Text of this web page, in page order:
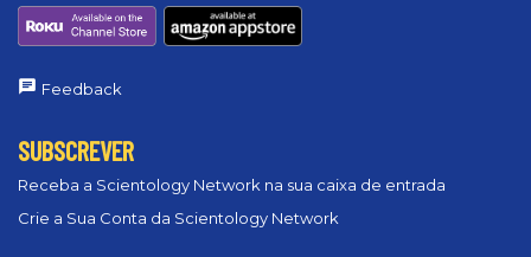
Feedback
SUBSCREVER
Receba a Scientology Network na sua caixa de entrada
Crie a Sua Conta da Scientology Network